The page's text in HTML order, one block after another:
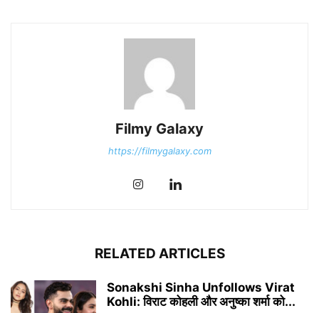
Filmy Galaxy
https://filmygalaxy.com
RELATED ARTICLES
Sonakshi Sinha Unfollows Virat
Kohli: विराट कोहली और अनुष्का शर्मा को...